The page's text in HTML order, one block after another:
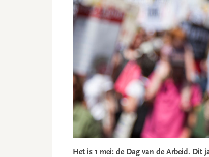
Het is 1 mei: de Dag van de Arbeid. Dit